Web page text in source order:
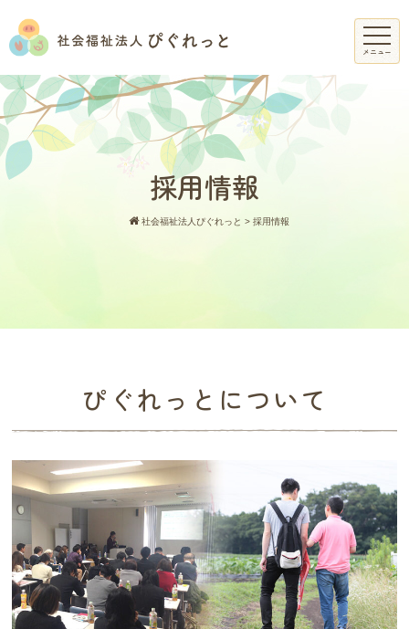
メニュー
採用情報
社会福祉法人ぴぐれっと > 採用情報
ぴぐれっとについて